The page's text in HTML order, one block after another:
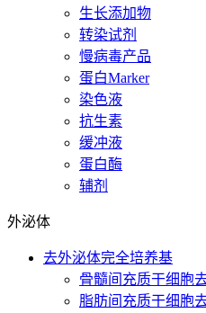
生长添加物
转染试剂
慢病毒产品
蛋白Marker
染色液
抗生素
缓冲液
蛋白酶
辅剂
外泌体
去外泌体完全培养基
骨髓间充质干细胞
脂肪间充质干细胞